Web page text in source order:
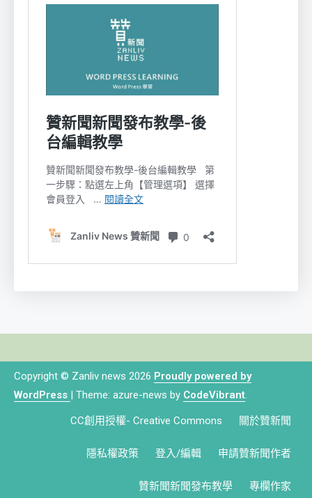
Copyright © Zanliv news 2026 Proudly powered by
WordPress | Theme: azure-news by CodeVibrant.
CC創用授權- Creative Commons 關於贊新聞
隱私權政策 登入/編輯 申請贊新聞作者
贊新聞新聞發布教學 專欄作家